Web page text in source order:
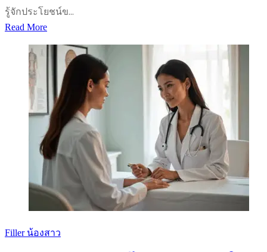
Filler
น้อง
สาว
รู้จักประโยชน์ข…
Read Moreประโยชน์
Filler
น้อง
สาว
เพื่อ
ความ
Filler น้องสาว